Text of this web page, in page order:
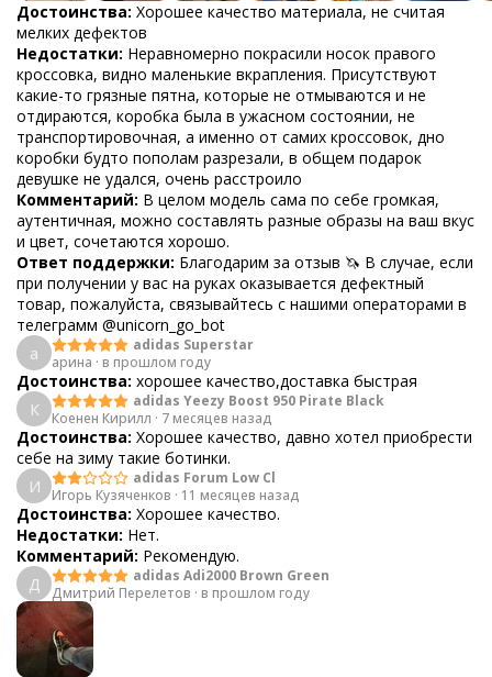
Достоинства: Хорошее качество материала, не считая
мелких дефектов
Недостатки: Неравномерно покрасили носок правого
кроссовка, видно маленькие вкрапления. Присутствуют
какие-то грязные пятна, которые не отмываются и не
отдираются, коробка была в ужасном состоянии, не
транспортировочная, а именно от самих кроссовок, дно
коробки будто пополам разрезали, в общем подарок
девушке не удался, очень расстроило
Комментарий: В целом модель сама по себе громкая,
аутентичная, можно составлять разные образы на ваш вкус
и цвет, сочетаются хорошо.
Ответ поддержки: Благодарим за отзыв 🦄 В случае, если
при получении у вас на руках оказывается дефектный
товар, пожалуйста, связывайтесь с нашими операторами в
телеграмм @unicorn_go_bot
а
adidas Superstar
арина · в прошлом году
Достоинства: хорошее качество,доставка быстрая
К
adidas Yeezy Boost 950 Pirate Black
Коенен Кирилл · 7 месяцев назад
Достоинства: Хорошее качество, давно хотел приобрести
себе на зиму такие ботинки.
И
adidas Forum Low Cl
Игорь Кузяченков · 11 месяцев назад
Достоинства: Хорошее качество.
Недостатки: Нет.
Комментарий: Рекомендую.
Д
adidas Adi2000 Brown Green
Дмитрий Перелетов · в прошлом году